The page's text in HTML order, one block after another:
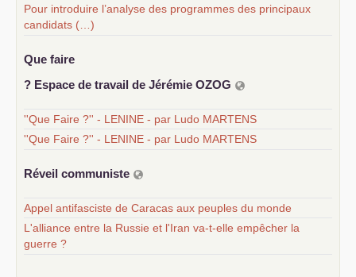
Pour introduire l’analyse des programmes des principaux
candidats (…)
Que faire
? Espace de travail de Jérémie OZOG
''Que Faire ?'' - LENINE - par Ludo MARTENS
''Que Faire ?'' - LENINE - par Ludo MARTENS
Réveil communiste
Appel antifasciste de Caracas aux peuples du monde
L'alliance entre la Russie et l'Iran va-t-elle empêcher la
guerre ?